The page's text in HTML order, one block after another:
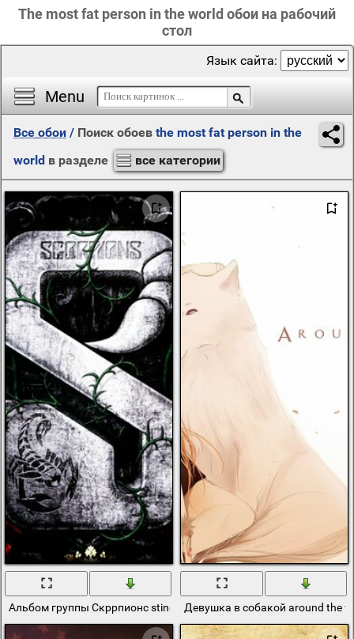
The most fat person in the world обои на рабочий
стол
Menu
Язык сайта:
Все обои / Поиск обоев the most fat person in the
world в разделе все категории
Альбом группы Скррпионс sting in the tailДевушка в собакой around the